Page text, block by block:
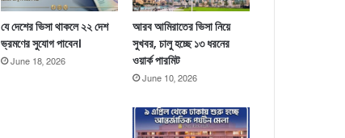
যে দেশের ভিসা থাকলে ২২ দেশ
ভ্রমণের সুযোগ পাবেন।
June 18, 2026
আরব আমিরাতের ভিসা নিয়ে
সুখবর, চালু হচ্ছে ১৩ ধরনের
ওয়ার্ক পারমিট
June 10, 2026